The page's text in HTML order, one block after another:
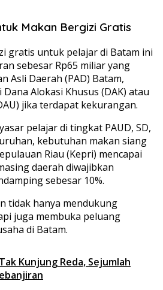
Makan Bergizi Gratis
gratis untuk pelajar di Batam ini
sebesar Rp65 miliar yang
Asli Daerah (PAD) Batam,
Alokasi Khusus (DAK) atau
jika terdapat kekurangan.
pelajar di tingkat PAUD, SD,
kebutuhan makan siang
Riau (Kepri) mencapai
daerah diwajibkan
sebesar 10%.
tidak hanya mendukung
juga membuka peluang
di Batam.
Kunjung Reda, Sejumlah